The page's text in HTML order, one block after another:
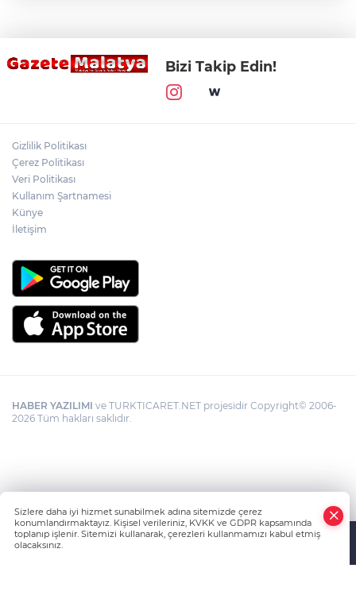
Bizi Takip Edin!
Gizlilik Politikası
Çerez Politikası
Veri Politikası
Kullanım Şartnamesi
Künye
İletişim
HABER YAZILIMI ve TURKTICARET.NET projesidir Copyright© 2006-
2026 Tüm hakları saklıdır.
Sizlere daha iyi hizmet sunabilmek adına sitemizde çerez
konumlandırmaktayız. Kişisel verileriniz, KVKK ve GDPR kapsamında
toplanıp işlenir. Sitemizi kullanarak, çerezleri kullanmamızı kabul etmiş
olacaksınız.